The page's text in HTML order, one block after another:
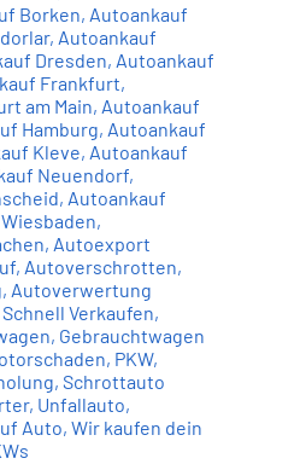
Borken, Autoankauf
, Autoankauf
Dresden, Autoankauf
Frankfurt,
am Main, Autoankauf
Hamburg, Autoankauf
Kleve, Autoankauf
Neuendorf,
, Autoankauf
,
, Autoexport
, Autoverschrotten,
, Autoverwertung
Verkaufen,
, Gebrauchtwagen
, PKW,
, Schrottauto
, Unfallauto,
Auto, Wir kaufen dein